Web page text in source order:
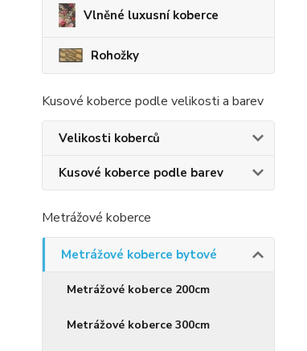
Vlněné luxusní koberce
Rohožky
Kusové koberce podle velikosti a barev
Velikosti koberců
Kusové koberce podle barev
Metrážové koberce
Metrážové koberce bytové
Metrážové koberce 200cm
Metrážové koberce 300cm